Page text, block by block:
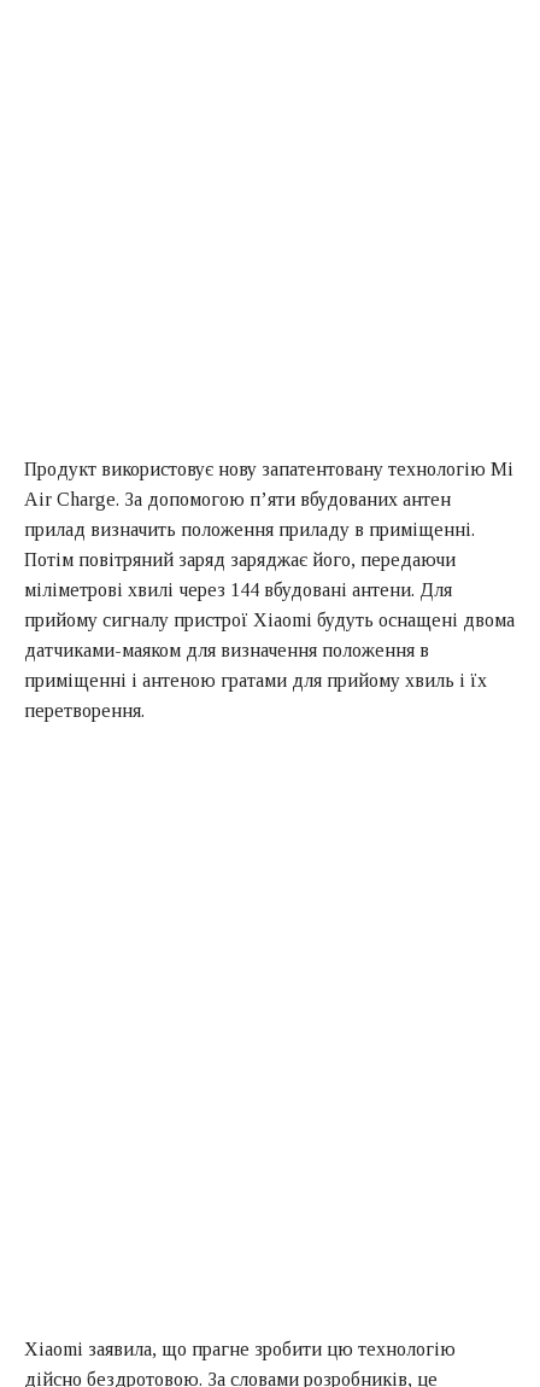
Продукт використовує нову запатентовану технологію Mi
Air Charge. За допомогою п’яти вбудованих антен
прилад визначить положення приладу в приміщенні.
Потім повітряний заряд заряджає його, передаючи
міліметрові хвилі через 144 вбудовані антени. Для
прийому сигналу пристрої Xiaomi будуть оснащені двома
датчиками-маяком для визначення положення в
приміщенні і антеною гратами для прийому хвиль і їх
перетворення.
Xiaomi заявила, що прагне зробити цю технологію
дійсно бездротовою. За словами розробників, це